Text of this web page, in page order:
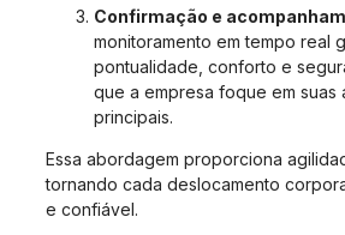
Confirmação e
monitoramento em tempo real
pontualidade, conforto e
que a empresa foque em suas
principais.
Essa abordagem proporciona
tornando cada deslocamento
e confiável.